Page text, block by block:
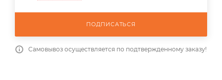
ПОДПИСАТЬСЯ
Самовывоз осуществляется по подтвержденному заказу!